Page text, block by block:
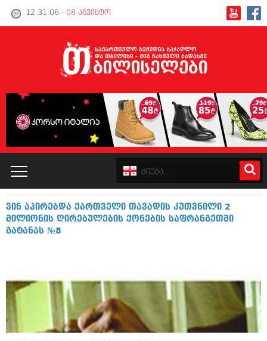
12:31:06 - 08 აგვისტო
პოლიტიკა
კატალოგი
ამბები
საზოგადოება
მოდი, ვილაპარაკოთ
ვინ აპირებდა ქართველი თავადის კუთვნილი 2
მილიონის ღირებულების ქონების საფრანგეთში
გატანას №8